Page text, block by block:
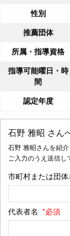
性別
推薦団体
所属・指導資格
指導可能曜日・時
間
認定年度
石野 雅昭 さん
石野 雅昭さんを紹
ご入力のうえ送信し
市町村または団体
代表者名 *必須